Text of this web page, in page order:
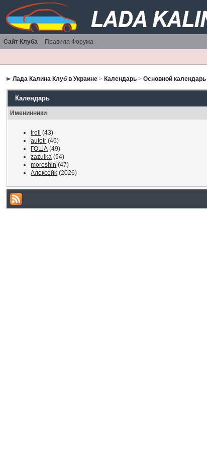
Сайт Клуба Правила Форума
Лада Калина Клуб в Украине > Календарь >Основной календарь
Календарь
Именинники
troll
(43)
autotr (46)
ГОША (49)
zazulka (54)
moreshin (47)
Алексейk (2026)